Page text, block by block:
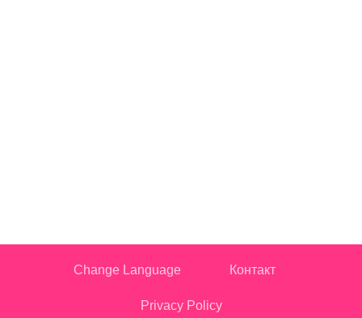
Change Language Контакт
Privacy Policy